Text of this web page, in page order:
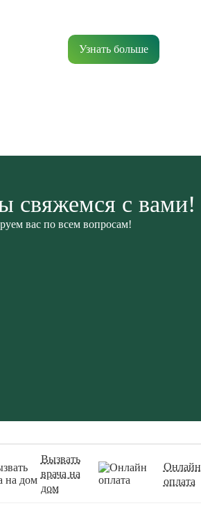
Узнать больше
свяжемся с вами!
вас по всем вопросам!
Вызвать
врача на
дом
Онлайн
оплата